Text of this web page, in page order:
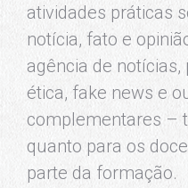
atividades práticas
notícia, fato e
agência de
ética, fake news e
complementares –
quanto para os
parte da formação.